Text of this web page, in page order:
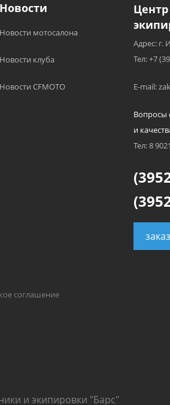
Новости
Новости мотосалона
Новости клуба
Новости CFMOTO
соглашение
Адрес: г.
Тел: +7
E-mail:
Вопросы
и
Тел: 8
и экипировки "Барс"